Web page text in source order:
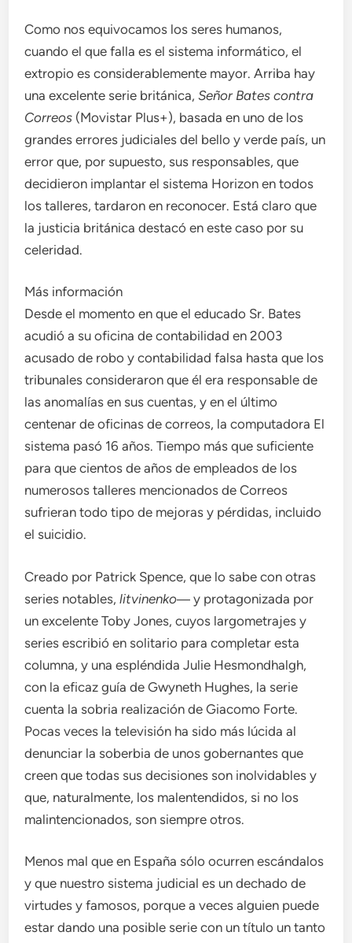
Como nos equivocamos los seres humanos,
cuando el que falla es el sistema informático, el
extropio es considerablemente mayor. Arriba hay
una excelente serie británica,Señor Bates contra
Correos (Movistar Plus+), basada en uno de los
grandes errores judiciales del bello y verde país, un
error que, por supuesto, sus responsables, que
decidieron implantar el sistema Horizon en todos
los talleres, tardaron en reconocer. Está claro que
la justicia británica destacó en este caso por su
celeridad.
Más información
Desde el momento en que el educado Sr. Bates
acudió a su oficina de contabilidad en 2003
acusado de robo y contabilidad falsa hasta que los
tribunales consideraron que él era responsable de
las anomalías en sus cuentas, y en el último
centenar de oficinas de correos, la computadora El
sistema pasó 16 años. Tiempo más que suficiente
para que cientos de años de empleados de los
numerosos talleres mencionados de Correos
sufrieran todo tipo de mejoras y pérdidas, incluido
el suicidio.
Creado por Patrick Spence, que lo sabe con otras
series notables,litvinenko― y protagonizada por
un excelente Toby Jones, cuyos largometrajes y
series escribió en solitario para completar esta
columna, y una espléndida Julie Hesmondhalgh,
con la eficaz guía de Gwyneth Hughes, la serie
cuenta la sobria realización de Giacomo Forte.
Pocas veces la televisión ha sido más lúcida al
denunciar la soberbia de unos gobernantes que
creen que todas sus decisiones son inolvidables y
que, naturalmente, los malentendidos, si no los
malintencionados, son siempre otros.
Menos mal que en España sólo ocurren escándalos
y que nuestro sistema judicial es un dechado de
virtudes y famosos, porque a veces alguien puede
estar dando una posible serie con un título un tanto